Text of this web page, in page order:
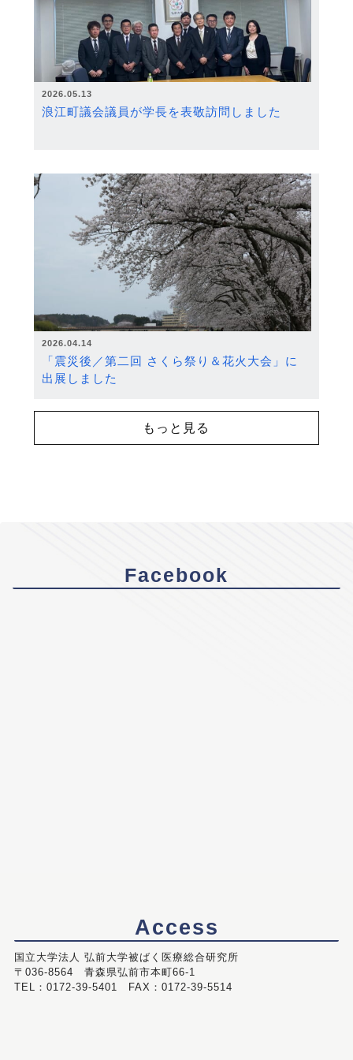
2026.05.13
浪江町議会議員が学長を表敬訪問しました
2026.04.14
「震災後／第二回 さくら祭り＆花火大会」に
出展しました
もっと見る
Facebook
Access
国立大学法人 弘前大学被ばく医療総合研究所
〒036-8564 青森県弘前市本町66-1
TEL：0172-39-5401 FAX：0172-39-5514